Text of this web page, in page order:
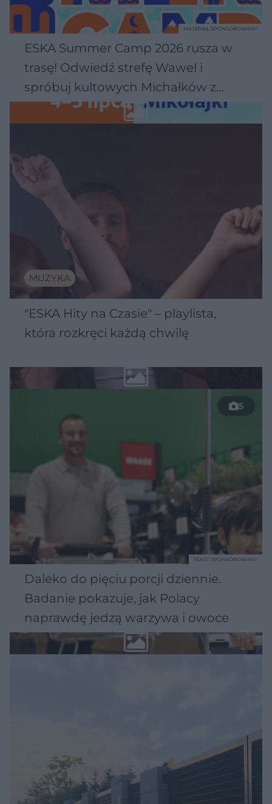
ESKA Summer Camp 2026 rusza w
trasę! Odwiedź strefę Wawel i
spróbuj kultowych Michałków z
Wawelu
MATERIAŁ SPONSOROWANY
MUZYKA
"ESKA Hity na Czasie" – playlista,
która rozkręci każdą chwilę
5
Daleko do pięciu porcji dziennie.
Badanie pokazuje, jak Polacy
naprawdę jedzą warzywa i owoce
TEKST SPONSOROWANY